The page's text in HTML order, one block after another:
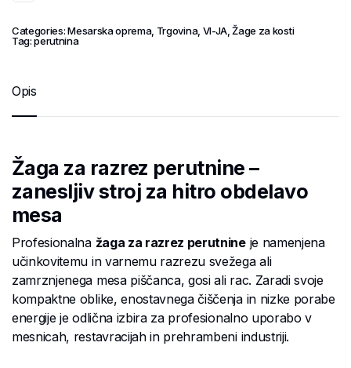
Categories:Mesarska oprema, Trgovina, VI-JA,Žage za kosti
Tag:perutnina
Opis
Žaga za razrez perutnine –
zanesljiv stroj za hitro obdelavo
mesa
Profesionalna žaga za razrez perutnineje namenjena
učinkovitemu in varnemu razrezu svežega ali
zamrznjenega mesa piščanca, gosi ali rac. Zaradi svoje
kompaktne oblike, enostavnega čiščenja in nizke porabe
energije je odlična izbira za profesionalno uporabo v
mesnicah, restavracijah in prehrambeni industriji.